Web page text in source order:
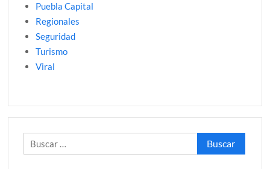
Puebla Capital
Regionales
Seguridad
Turismo
Viral
Buscar: